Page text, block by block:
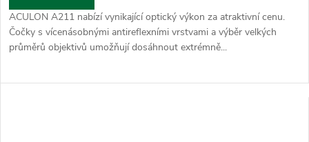
ACULON A211 nabízí vynikající optický výkon za atraktivní cenu.
Čočky s vícenásobnými antireflexními vrstvami a výběr velkých
průměrů objektivů umožňují dosáhnout extrémně...